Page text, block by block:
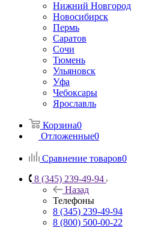
Нижний Новгород
Новосибирск
Пермь
Саратов
Сочи
Тюмень
Ульяновск
Уфа
Чебоксары
Ярославль
Корзина0
Отложенные0
Сравнение товаров0
8 (345) 239-49-94
Назад
Телефоны
8 (345) 239-49-94
8 (800) 500-00-22